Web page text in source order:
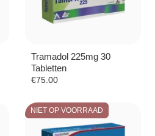
Tramadol 225mg 30
Tabletten
€75.00
NIET OP VOORRAAD